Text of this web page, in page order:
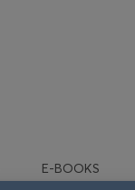
E-BOOKS